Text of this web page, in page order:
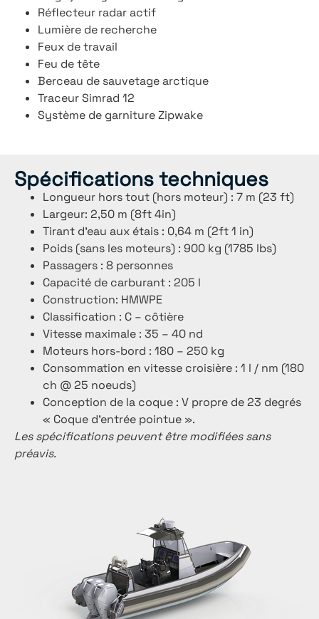
Réflecteur radar actif
Lumière de recherche
Feux de travail
Feu de tête
Berceau de sauvetage arctique
Traceur Simrad 12
Système de garniture Zipwake
Spécifications techniques
Longueur hors tout (hors moteur) : 7 m (23 ft)
Largeur: 2,50 m (8ft 4in)
Tirant d’eau aux étais : 0,64 m (2ft 1 in)
Poids (sans les moteurs) : 900 kg (1785 lbs)
Passagers : 8 personnes
Capacité de carburant : 205 l
Construction: HMWPE
Classification : C – côtière
Vitesse maximale : 35 – 40 nd
Moteurs hors-bord : 180 – 250 kg
Consommation en vitesse croisière : 1 l / nm (180
ch @ 25 noeuds)
Conception de la coque : V propre de 23 degrés
« Coque d’entrée pointue ».
Les spécifications peuvent être modifiées sans
préavis.